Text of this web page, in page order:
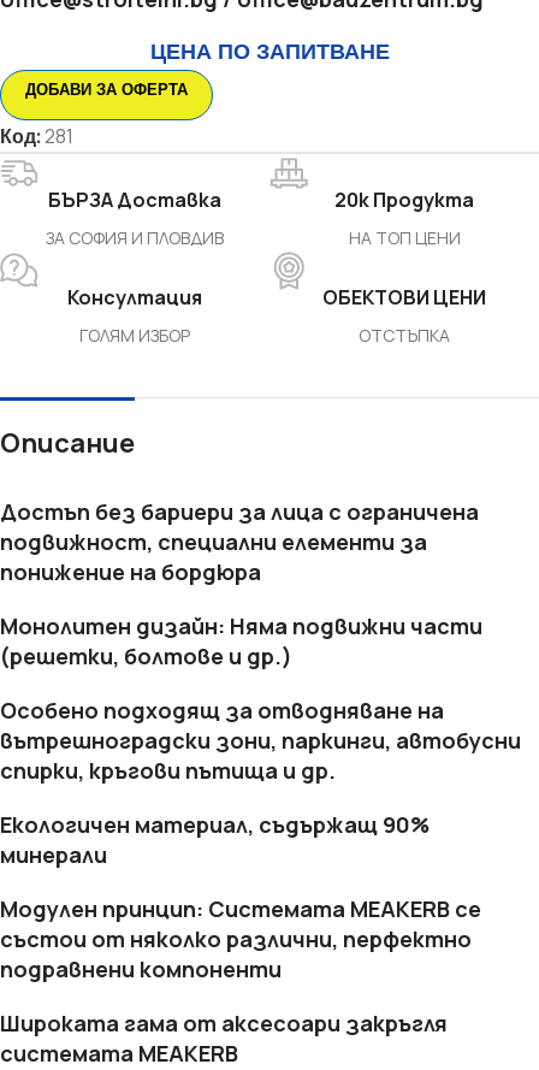
ЦЕНА ПО ЗАПИТВАНЕ
ДОБАВИ ЗА ОФЕРТА
Код:281
БЪРЗА Доставка
ЗА СОФИЯ И ПЛОВДИВ
20k Продукта
НА ТОП ЦЕНИ
Консултация
ГОЛЯМ ИЗБОР
ОБЕКТОВИ ЦЕНИ
ОТСТЪПКА
Описание
Достъп без бариери за лица с ограничена
подвижност, специални елементи за
понижение на бордюра
Монолитен дизайн: Няма подвижни части
(решетки, болтове и др.)
Особено подходящ за отводняване на
вътрешноградски зони, паркинги, автобусни
спирки, кръгови пътища и др.
Екологичен материал, съдържащ 90%
минерали
Модулен принцип: Системата MEAKERB се
състои от няколко различни, перфектно
подравнени компоненти
Широката гама от аксесоари закръгля
системата MEAKERB